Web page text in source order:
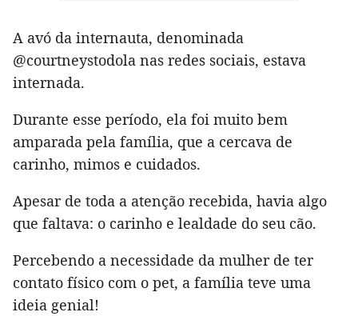
A avó da internauta, denominada
@courtneystodola nas redes sociais, estava
internada.
Durante esse período, ela foi muito bem
amparada pela família, que a cercava de
carinho, mimos e cuidados.
Apesar de toda a atenção recebida, havia algo
que faltava: o carinho e lealdade do seu cão.
Percebendo a necessidade da mulher de ter
contato físico com o pet, a família teve uma
ideia genial!